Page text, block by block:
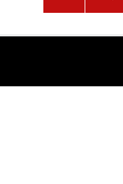
Belli